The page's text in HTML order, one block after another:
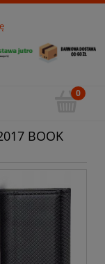
BOOK